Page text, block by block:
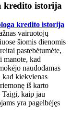
kredito istorija
kredito istorija
vairuotojų
šiomis dienomis
pastebėtumėte,
manote, kad
naudodamas
kad kiekvienas
iš karto
Taigi, kaip jau
yra pagelbėjęs